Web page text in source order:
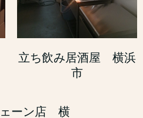
立ち飲み居酒屋 横浜
市
ェーン店 横